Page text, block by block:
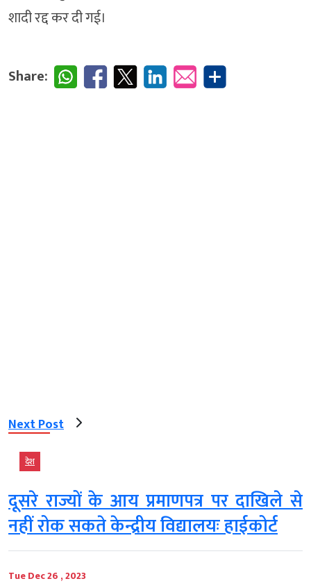
शादी रद्द कर दी गई।
Share:
Next Post
देश
दूसरे राज्यों के आय प्रमाणपत्र पर दाखिले से
नहीं रोक सकते केन्द्रीय विद्यालयः हाईकोर्ट
Tue Dec 26 , 2023